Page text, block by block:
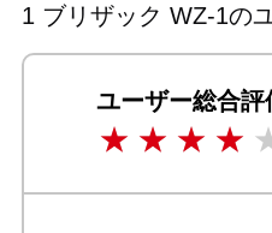
1 ブリザック WZ-1の
ユーザー総合評